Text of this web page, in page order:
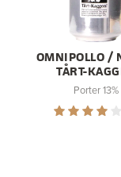
OMNIPOLLO /
TÅRT-
Porter 13%